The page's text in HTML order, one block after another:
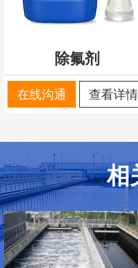
除氟剂
在线沟通 查看详情
相